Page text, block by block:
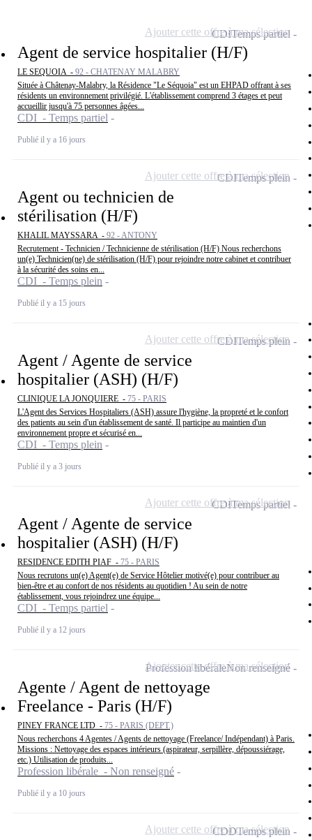
Agent de service hospitalier (H/F)
LE SEQUOIA - 92 - CHATENAY MALABRY
Située à Châtenay-Malabry, la Résidence "Le Séquoia" est un EHPAD offrant à ses
résidents un environnement privilégié. L'établissement comprend 3 étages et peut
accueillir jusqu'à 75 personnes âgées...
CDI - Temps partiel
Publié il y a 16 jours
CDITemps partiel
Ajouter cette offre à ma sélection
Agent ou technicien de
stérilisation (H/F)
KHALIL MAYSSARA - 92 - ANTONY
Recrutement - Technicien / Technicienne de stérilisation (H/F) Nous recherchons
un(e) Technicien(ne) de stérilisation (H/F) pour rejoindre notre cabinet et contribuer
à la sécurité des soins en...
CDI - Temps plein
Publié il y a 15 jours
CDITemps plein
Ajouter cette offre à ma sélection
Agent / Agente de service
hospitalier (ASH) (H/F)
CLINIQUE LA JONQUIERE - 75 - PARIS
L'Agent des Services Hospitaliers (ASH) assure l'hygiène, la propreté et le confort
des patients au sein d'un établissement de santé. Il participe au maintien d'un
environnement propre et sécurisé en...
CDI - Temps plein
Publié il y a 3 jours
CDITemps plein
Ajouter cette offre à ma sélection
Agent / Agente de service
hospitalier (ASH) (H/F)
RESIDENCE EDITH PIAF - 75 - PARIS
Nous recrutons un(e) Agent(e) de Service Hôtelier motivé(e) pour contribuer au
bien-être et au confort de nos résidents au quotidien ! Au sein de notre
établissement, vous rejoindrez une équipe...
CDI - Temps partiel
Publié il y a 12 jours
CDITemps partiel
Ajouter cette offre à ma sélection
Agente / Agent de nettoyage
Freelance - Paris (H/F)
PINEY FRANCE LTD - 75 - PARIS (DEPT.)
Nous recherchons 4 Agentes / Agents de nettoyage (Freelance/ Indépendant) à Paris.
Missions : Nettoyage des espaces intérieurs (aspirateur, serpillère, dépoussiérage,
etc.) Utilisation de produits...
Profession libérale - Non renseigné
Publié il y a 10 jours
Profession libéraleNon renseigné
Ajouter cette offre à ma sélection
CDDTemps plein
Ajouter cette offre à ma sélection